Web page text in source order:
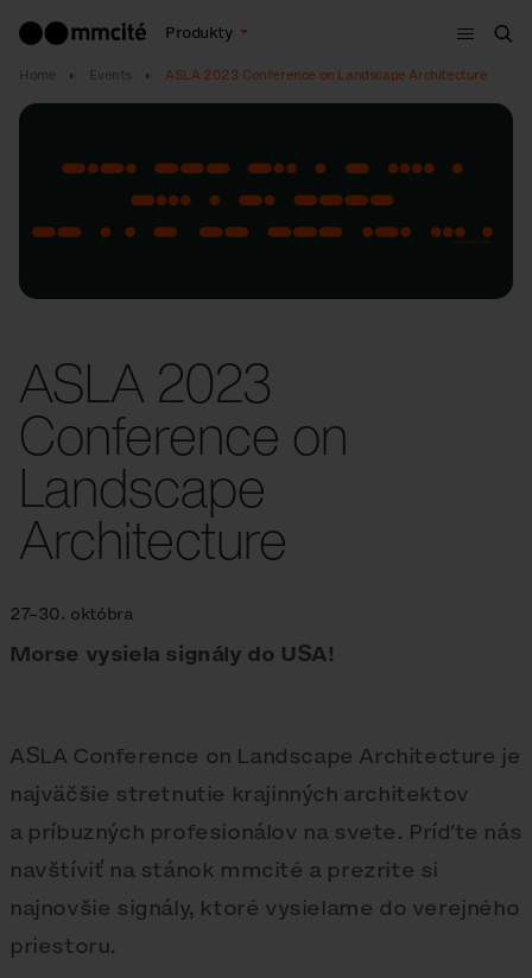
Produkty
Menu
Home Events ASLA 2023 Conference on Landscape Architecture
ASLA 2023
Conference on
Landscape
Architecture
27–30. októbra
Morse vysiela signály do USA!
ASLA Conference on Landscape Architecture je
najväčšie stretnutie krajinných architektov
a príbuzných profesionálov na svete. Príďte nás
navštíviť na stánok mmcité a prezrite si
najnovšie signály, ktoré vysielame do verejného
priestoru.